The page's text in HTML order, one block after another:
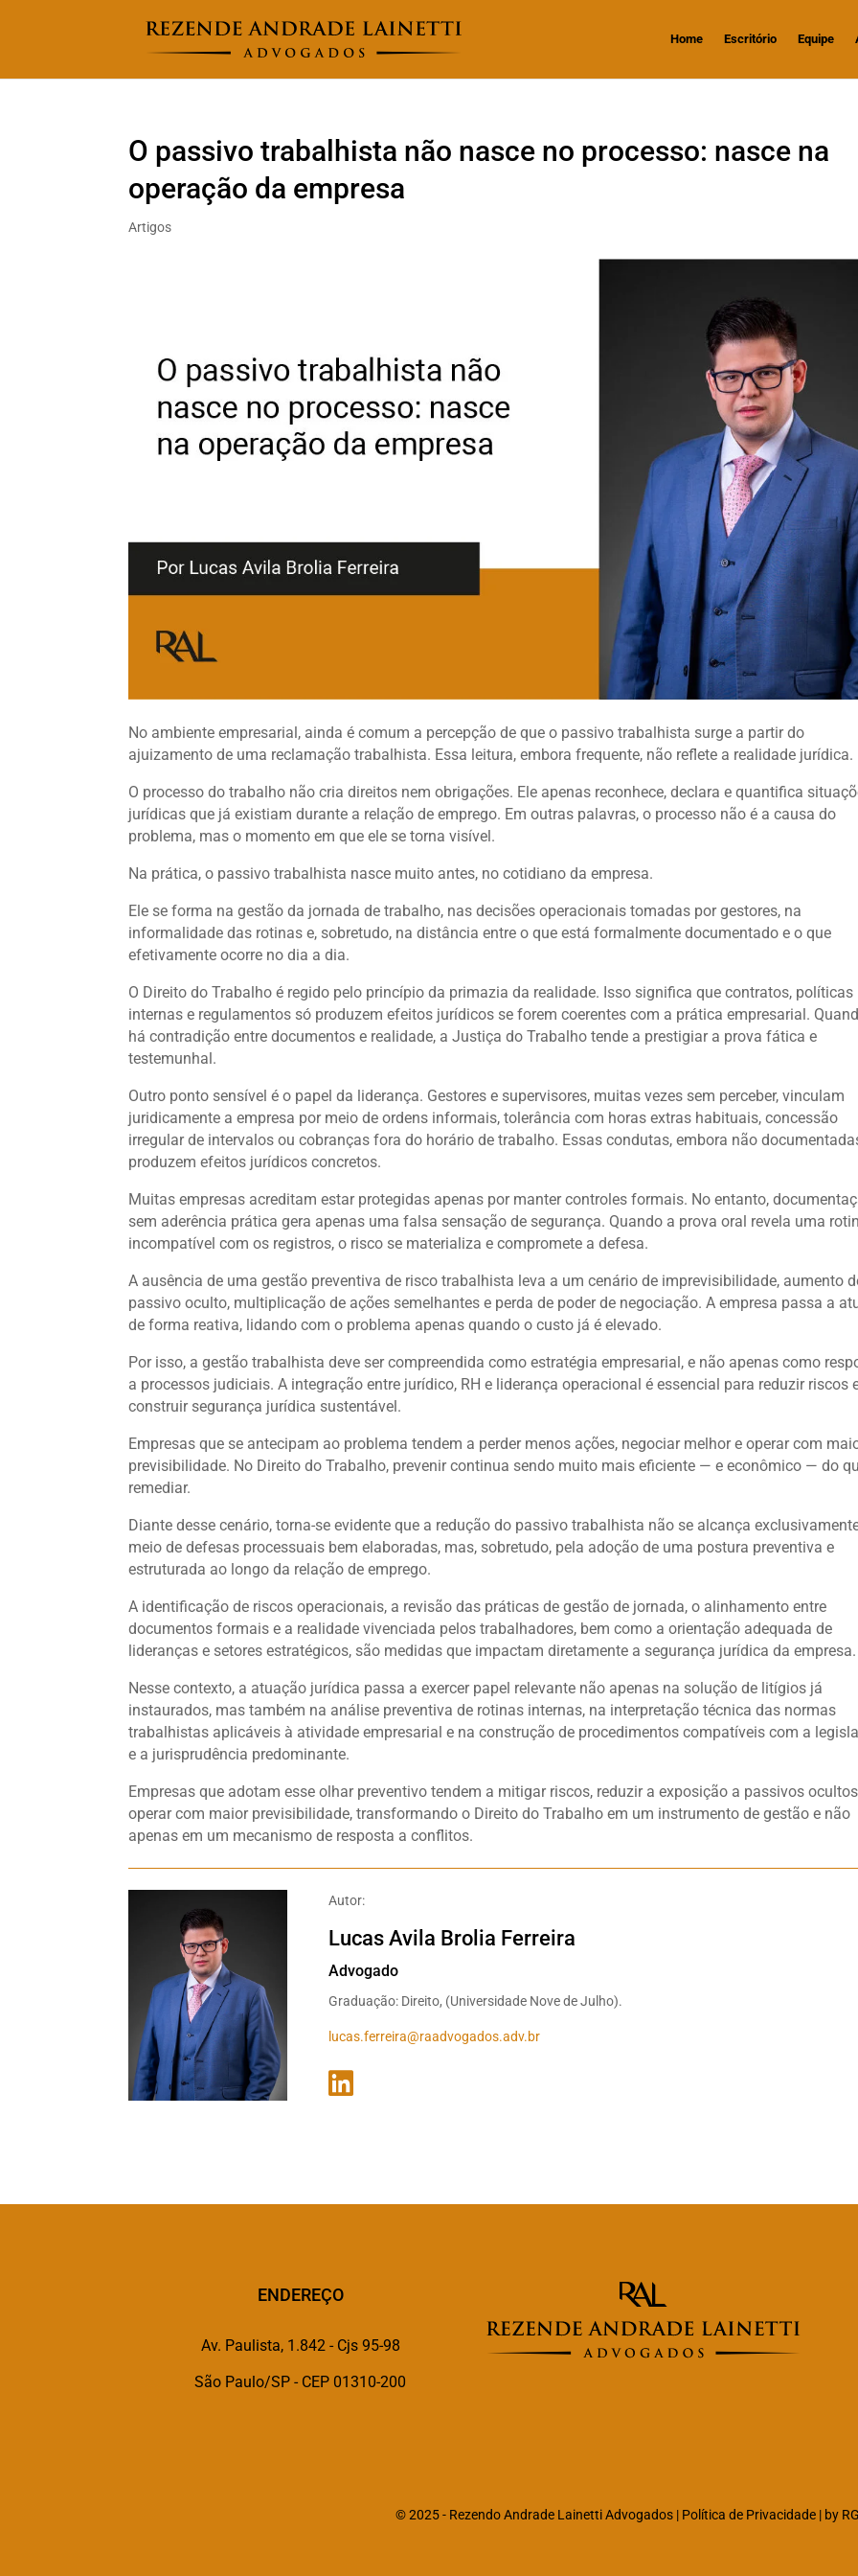
Home Escritório Equipe
O passivo trabalhista não nasce no processo: nasce na
operação da empresa
Artigos
No ambiente empresarial, ainda é comum a percepção de que o passivo trabalhista surge a partir do
ajuizamento de uma reclamação trabalhista. Essa leitura, embora frequente, não reflete a realidade jurídica.
O processo do trabalho não cria direitos nem obrigações. Ele apenas reconhece, declara e quantifica
jurídicas que já existiam durante a relação de emprego. Em outras palavras, o processo não é a causa do
problema, mas o momento em que ele se torna visível.
Na prática, o passivo trabalhista nasce muito antes, no cotidiano da empresa.
Ele se forma na gestão da jornada de trabalho, nas decisões operacionais tomadas por gestores, na
informalidade das rotinas e, sobretudo, na distância entre o que está formalmente documentado e o que
efetivamente ocorre no dia a dia.
O Direito do Trabalho é regido pelo princípio da primazia da realidade. Isso significa que contratos, políticas
internas e regulamentos só produzem efeitos jurídicos se forem coerentes com a prática empresarial.
há contradição entre documentos e realidade, a Justiça do Trabalho tende a prestigiar a prova fática e
testemunhal.
Outro ponto sensível é o papel da liderança. Gestores e supervisores, muitas vezes sem perceber, vinculam
juridicamente a empresa por meio de ordens informais, tolerância com horas extras habituais, concessão
irregular de intervalos ou cobranças fora do horário de trabalho. Essas condutas, embora não
produzem efeitos jurídicos concretos.
Muitas empresas acreditam estar protegidas apenas por manter controles formais. No entanto,
sem aderência prática gera apenas uma falsa sensação de segurança. Quando a prova oral revela uma
incompatível com os registros, o risco se materializa e compromete a defesa.
A ausência de uma gestão preventiva de risco trabalhista leva a um cenário de imprevisibilidade, aumento
passivo oculto, multiplicação de ações semelhantes e perda de poder de negociação. A empresa passa a
de forma reativa, lidando com o problema apenas quando o custo já é elevado.
Por isso, a gestão trabalhista deve ser compreendida como estratégia empresarial, e não apenas como
a processos judiciais. A integração entre jurídico, RH e liderança operacional é essencial para reduzir riscos
construir segurança jurídica sustentável.
Empresas que se antecipam ao problema tendem a perder menos ações, negociar melhor e operar com
previsibilidade. No Direito do Trabalho, prevenir continua sendo muito mais eficiente — e econômico — do
remediar.
Diante desse cenário, torna-se evidente que a redução do passivo trabalhista não se alcança
meio de defesas processuais bem elaboradas, mas, sobretudo, pela adoção de uma postura preventiva e
estruturada ao longo da relação de emprego.
A identificação de riscos operacionais, a revisão das práticas de gestão de jornada, o alinhamento entre
documentos formais e a realidade vivenciada pelos trabalhadores, bem como a orientação adequada de
lideranças e setores estratégicos, são medidas que impactam diretamente a segurança jurídica da empresa.
Nesse contexto, a atuação jurídica passa a exercer papel relevante não apenas na solução de litígios já
instaurados, mas também na análise preventiva de rotinas internas, na interpretação técnica das normas
trabalhistas aplicáveis à atividade empresarial e na construção de procedimentos compatíveis com a
e a jurisprudência predominante.
Empresas que adotam esse olhar preventivo tendem a mitigar riscos, reduzir a exposição a passivos
operar com maior previsibilidade, transformando o Direito do Trabalho em um instrumento de gestão e não
apenas em um mecanismo de resposta a conflitos.
Autor:
Lucas Avila Brolia Ferreira
Advogado
Graduação: Direito, (Universidade Nove de Julho).
lucas.ferreira@raadvogados.adv.br

ENDEREÇO
Av. Paulista, 1.842 - Cjs 95-98
São Paulo/SP - CEP 01310-200
© 2025 - Rezendo Andrade Lainetti Advogados | Política de Privacidade | by